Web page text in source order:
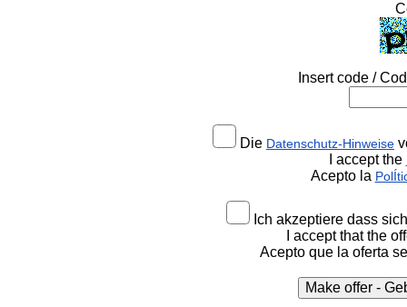
Insert code /
Die Datenschutz-Hinweise
I accept the
Acepto la
Ich akzeptiere dass
I accept that the
Acepto que la oferta